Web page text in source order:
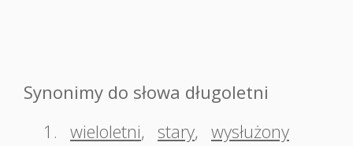
Synonimy do słowa długoletni
1. wieloletni, stary, wysłużony